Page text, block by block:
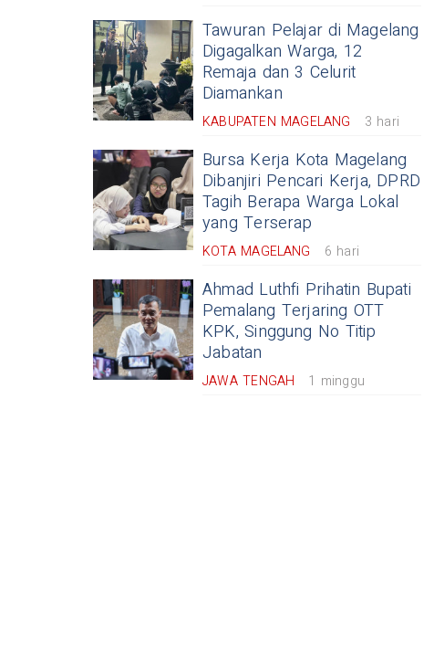
Tawuran Pelajar di Magelang
Digagalkan Warga, 12
Remaja dan 3 Celurit
Diamankan
KABUPATEN MAGELANG 3 hari
Bursa Kerja Kota Magelang
Dibanjiri Pencari Kerja, DPRD
Tagih Berapa Warga Lokal
yang Terserap
KOTA MAGELANG 6 hari
Ahmad Luthfi Prihatin Bupati
Pemalang Terjaring OTT
KPK, Singgung No Titip
Jabatan
JAWA TENGAH 1 minggu